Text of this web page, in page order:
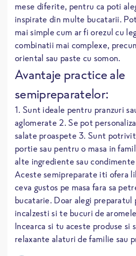
mese diferite, pentru ca poti
inspirate din multe bucatarii.
mai simple cum ar fi orezul cu
combinatii mai complexe,
oriental sau paste cu somon.
Avantaje practice ale
semipreparatelor:
1. Sunt ideale pentru pranzuri
aglomerate 2. Se pot
salate proaspete 3. Sunt
portie sau pentru o masa in
alte ingrediente sau
Aceste semipreparate iti ofera
ceva gustos pe masa fara sa
bucatarie. Doar alegi preparatul
incalzesti si te bucuri de
Incearca si tu aceste produse si
relaxante alaturi de familie sau